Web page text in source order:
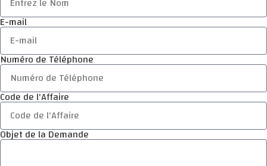
E-mail
Numéro de Téléphone
Code de l'Affaire
Objet de la Demande